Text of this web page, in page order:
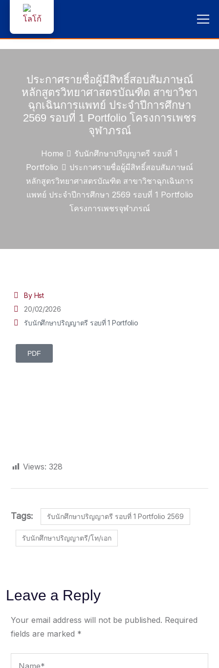
หน้าแรก
ผู้สนใจสมัครเรียน
บริการนักศึกษา
บุคคลทั่วไป
ภาษาไทย 🇹🇭
ประกาศรายชื่อผู้มีสิทธิ์สอบสัมภาษณ์
หลักสูตรวิทยาศาสตรบัณฑิต สาขาวิชา
ฉุกเฉินการแพทย์ ประจำปีการศึกษา
2569 รอบที่ 1 Portfolio โครงการเพชร
จุฬาภรณ์
Home
รับนักศึกษาปริญญาตรี รอบที่ 1
Portfolio
ประกาศรายชื่อผู้มีสิทธิ์สอบสัมภาษณ์
หลักสูตรวิทยาศาสตรบัณฑิต สาขาวิชาฉุกเฉินการ
แพทย์ ประจำปีการศึกษา 2569 รอบที่ 1 Portfolio
โครงการเพชรจุฬาภรณ์
By Hst
20/02/2026
รับนักศึกษาปริญญาตรี รอบที่ 1 Portfolio
PDF
Views: 328
Tags: รับนักศึกษาปริญญาตรี รอบที่ 1 Portfolio 2569
รับนักศึกษาปริญญาตรี/โท/เอก
Leave a Reply
Your email address will not be published. Required
fields are marked *